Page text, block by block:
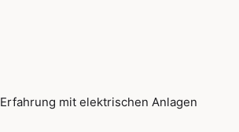
Erfahrung mit elektrischen Anlagen